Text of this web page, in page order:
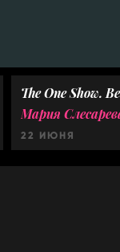
The One Show.
Мария
22 ИЮНЯ